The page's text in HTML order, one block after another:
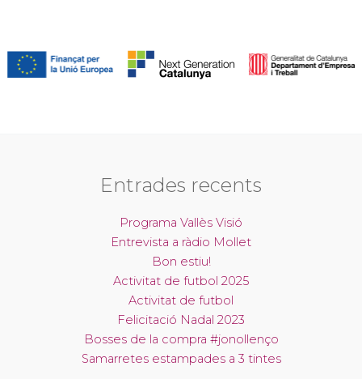
Entrades recents
Programa Vallès Visió
Entrevista a ràdio Mollet
Bon estiu!
Activitat de futbol 2025
Activitat de futbol
Felicitació Nadal 2023
Bosses de la compra #jonollenço
Samarretes estampades a 3 tintes